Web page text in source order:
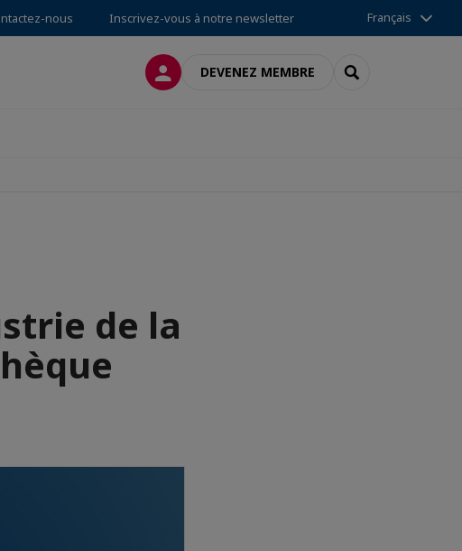
nous Inscrivez-vous à notre newsletter Français
CONNEXIONDEVENEZ MEMBRE RECHERCHER
de la